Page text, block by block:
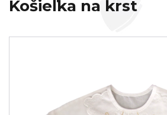
Košieľka na krst